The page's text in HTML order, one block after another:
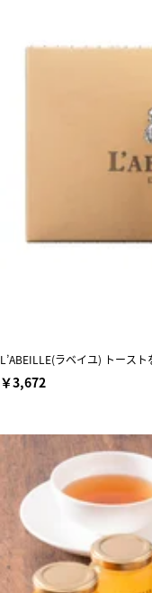
L’ABEILLE(ラベイユ) トース
￥3,672